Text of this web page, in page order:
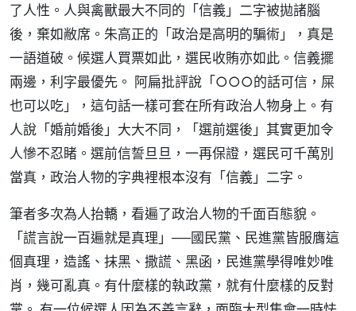
了人性。人與禽獸最大不同的「信義」二字被拋諸腦
後，棄如敝席。朱高正的「政治是高明的騙術」，真是
一語道破。候選人買票如此，選民收賄亦如此。信義擺
兩邊，利字最優先。 阿扁批評說「○○○的話可信，屎
也可以吃」，這句話一樣可套在所有政治人物身上。有
人說「婚前婚後」大大不同，「選前選後」其實更加令
人慘不忍睹。選前信誓旦旦，一再保證，選民可千萬別
當真，政治人物的字典裡根本沒有「信義」二字。
筆者多次為人抬轎，看遍了政治人物的千面百態貌。
「謊言說一百遍就是真理」──國民黨、民進黨皆服膺這
個真理，造謠、抹黑、撒謊、黑函，民進黨學得唯妙唯
肖，幾可亂真。有什麼樣的執政黨，就有什麼樣的反對